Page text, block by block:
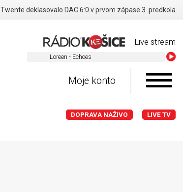
Twente deklasovalo DAC 6:0 v prvom zápase 3. predkola
Live stream
Loreen - Echoes
Moje konto
DOPRAVA NAŽIVO LIVE TV